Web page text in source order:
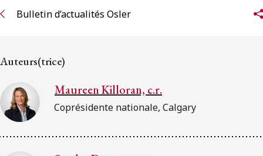
Bulletin d’actualités Osler
Auteurs(trice)
Maureen Killoran, c.r.
Coprésidente nationale, Calgary